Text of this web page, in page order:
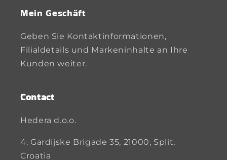
Mein Geschäft
Geben Sie Kontaktinformationen,
Filialdetails und Markeninhalte an Ihre
Kunden weiter.
Contact
Hedera d.o.o.
4. Gardijske Brigade 35, 21000, Split,
Croatia